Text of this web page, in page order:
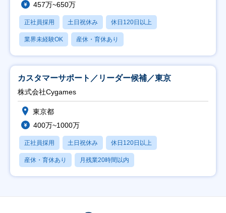
457万~650万
正社員採用 土日祝休み 休日120日以上
業界未経験OK 産休・育休あり
カスタマーサポート／リーダー候補／東京
株式会社Cygames
東京都
400万~1000万
正社員採用 土日祝休み 休日120日以上
産休・育休あり 月残業20時間以内